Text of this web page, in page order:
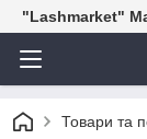
"Lashmarket"
Товари та